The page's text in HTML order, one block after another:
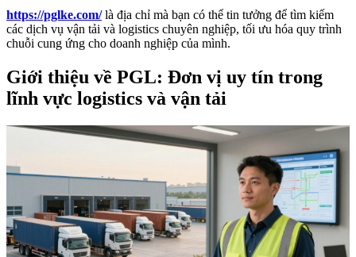
https://pglke.com/là địa chỉ mà bạn có thể tin tưởng để tìm kiếm
các dịch vụ vận tải và logistics chuyên nghiệp, tối ưu hóa quy trình
chuỗi cung ứng cho doanh nghiệp của mình.
Giới thiệu về PGL: Đơn vị uy tín trong
lĩnh vực logistics và vận tải